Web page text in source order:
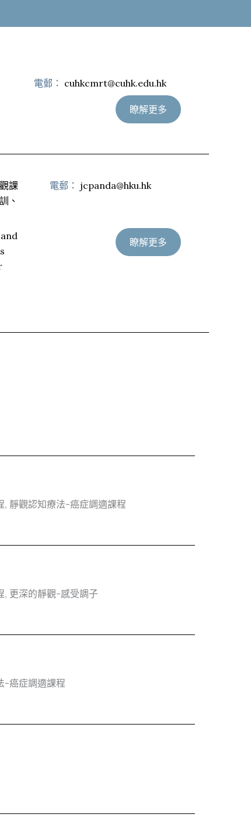
電郵： cuhkcmrt@cuhk.edu.hk
瞭解更多
課
、
電郵： jcpanda@hku.hk
瞭解更多
, 靜觀認知療法-癌症調適課程
, 更深的靜觀-感受調子
-癌症調適課程